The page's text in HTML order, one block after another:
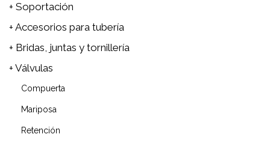
+ Soportación
+ Accesorios para tubería
+ Bridas, juntas y tornillería
+ Válvulas
Compuerta
Mariposa
Retención